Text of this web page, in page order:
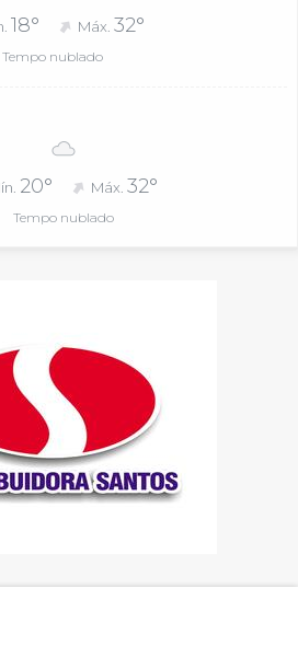
18° Máx. 32°
Tempo nublado
20° Máx.32°
Tempo nublado